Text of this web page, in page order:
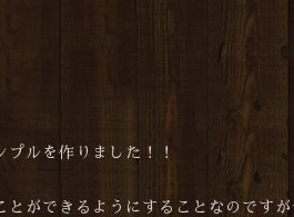
ルを作りました！！
ができるようにすることなのですが